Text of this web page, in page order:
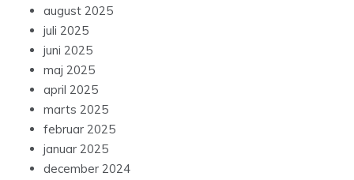
august 2025
juli 2025
juni 2025
maj 2025
april 2025
marts 2025
februar 2025
januar 2025
december 2024